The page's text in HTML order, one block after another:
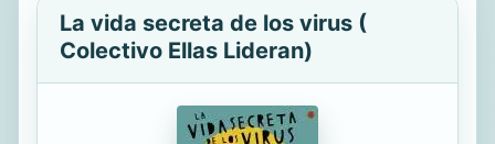
La vida secreta de los virus (
Colectivo Ellas Lideran)